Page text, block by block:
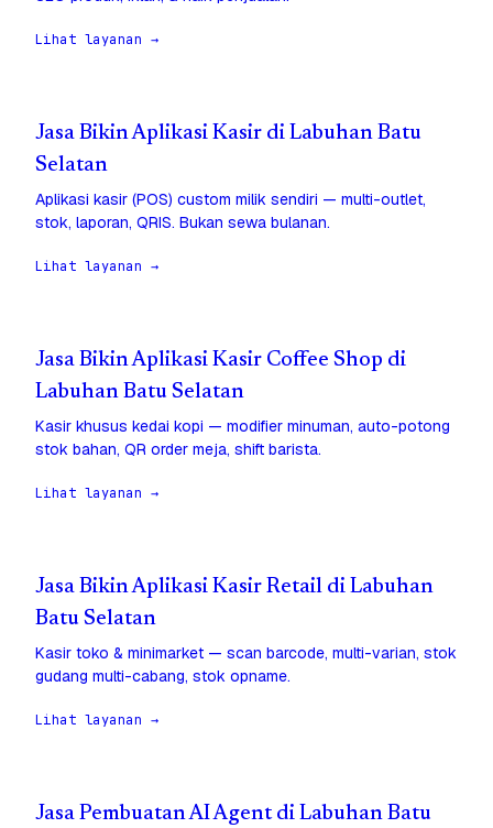
Lihat layanan →
Jasa Bikin Aplikasi Kasir di Labuhan Batu
Selatan
Aplikasi kasir (POS) custom milik sendiri — multi-outlet,
stok, laporan, QRIS. Bukan sewa bulanan.
Lihat layanan →
Jasa Bikin Aplikasi Kasir Coffee Shop di
Labuhan Batu Selatan
Kasir khusus kedai kopi — modifier minuman, auto-potong
stok bahan, QR order meja, shift barista.
Lihat layanan →
Jasa Bikin Aplikasi Kasir Retail di Labuhan
Batu Selatan
Kasir toko & minimarket — scan barcode, multi-varian, stok
gudang multi-cabang, stok opname.
Lihat layanan →
Jasa Pembuatan AI Agent di Labuhan Batu